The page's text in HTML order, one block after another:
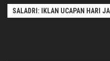
SALADRI: IKLAN UCAPAN HARI